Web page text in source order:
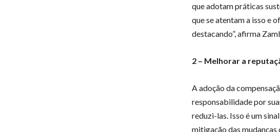
que adotam práticas
que se atentam a isso e
destacando”, afirma
2 – Melhorar a
A adoção da
responsabilidade por
reduzi-las. Isso é um
mitigação das mudanças